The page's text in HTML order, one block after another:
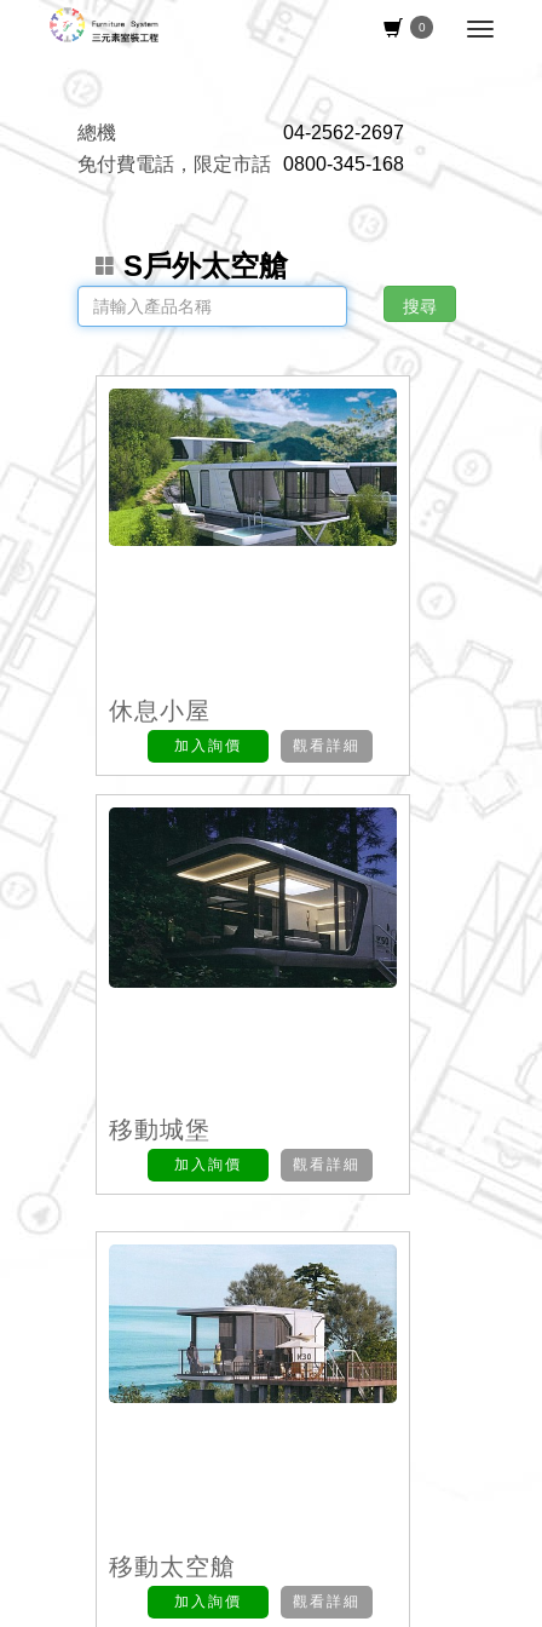
0
總機
04-2562-2697
免付費電話，限定市話 0800-345-168
S戶外太空艙
休息小屋
觀看詳細
加入詢價
移動城堡
觀看詳細
加入詢價
移動太空艙
觀看詳細
加入詢價